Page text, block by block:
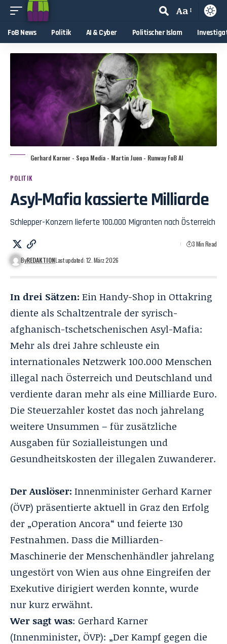
Aa
FoB News Politik AI & Cyber Politischer Islam
Gerhard Karner - Sepa Media - Martin Juen - Runway FoB AI
POLITIK
Asyl-Mafia kassierte Milliarde
Schlepper-Konzern lieferte 100.000 Migranten nach Österreich
ByREDAKTIONLast updated: 12. März 2026
3 Min Read
In drei Sätzen: Ein Handy-Shop in Ottakring
diente als Schaltzentrale der syrisch-
afghanisch-tschetschenischen Asyl-Mafia:
Mehr als drei Jahre schleuste ein
internationales Netzwerk 100.000 Menschen
illegal nach Österreich und Deutschland und
verdiente daran mehr als eine Milliarde Euro.
Die Steuerzahler kostet das noch jahrelang
weitere Unsummen – für zusätzliche
Ausgaben für Sozialleistungen und
Gesundheitskosten der illegalen Zuwanderer.
Der Auslöser: Innenminister Gerhard Karner
(ÖVP) präsentierte aktuell in Graz den Erfolg
der „Operation Ancora“ und feierte 130
Festnahmen. Dass die Milliarden-
Maschinerie der Menschenhändler jahrelang
ungestört von Wien aus ohne Eingreifen der
Exekutive dirigiert werden konnte, wurde
nur kurz erwähnt.
Wer sagt was: Gerhard Karner
(Innenminister, ÖVP): „Der Kampf gegen die